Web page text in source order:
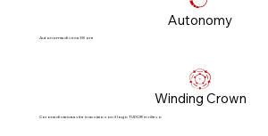
Autonomy
Autonomia di circa 38 ore
Winding Crown
Corona di carica a vite in acciaio con il logo TUDOR in rilievo